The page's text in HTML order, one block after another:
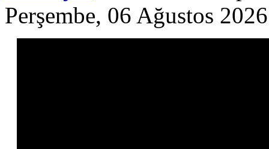
Perşembe, 06 Ağustos 2026